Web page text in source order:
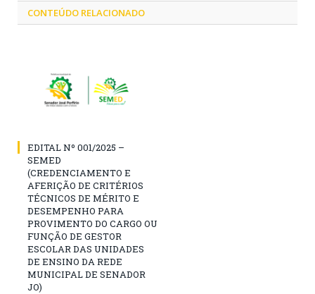
CONTEÚDO RELACIONADO
EDITAL Nº 001/2025 –
SEMED
(CREDENCIAMENTO E
AFERIÇÃO DE CRITÉRIOS
TÉCNICOS DE MÉRITO E
DESEMPENHO PARA
PROVIMENTO DO CARGO OU
FUNÇÃO DE GESTOR
ESCOLAR DAS UNIDADES
DE ENSINO DA REDE
MUNICIPAL DE SENADOR
JO)